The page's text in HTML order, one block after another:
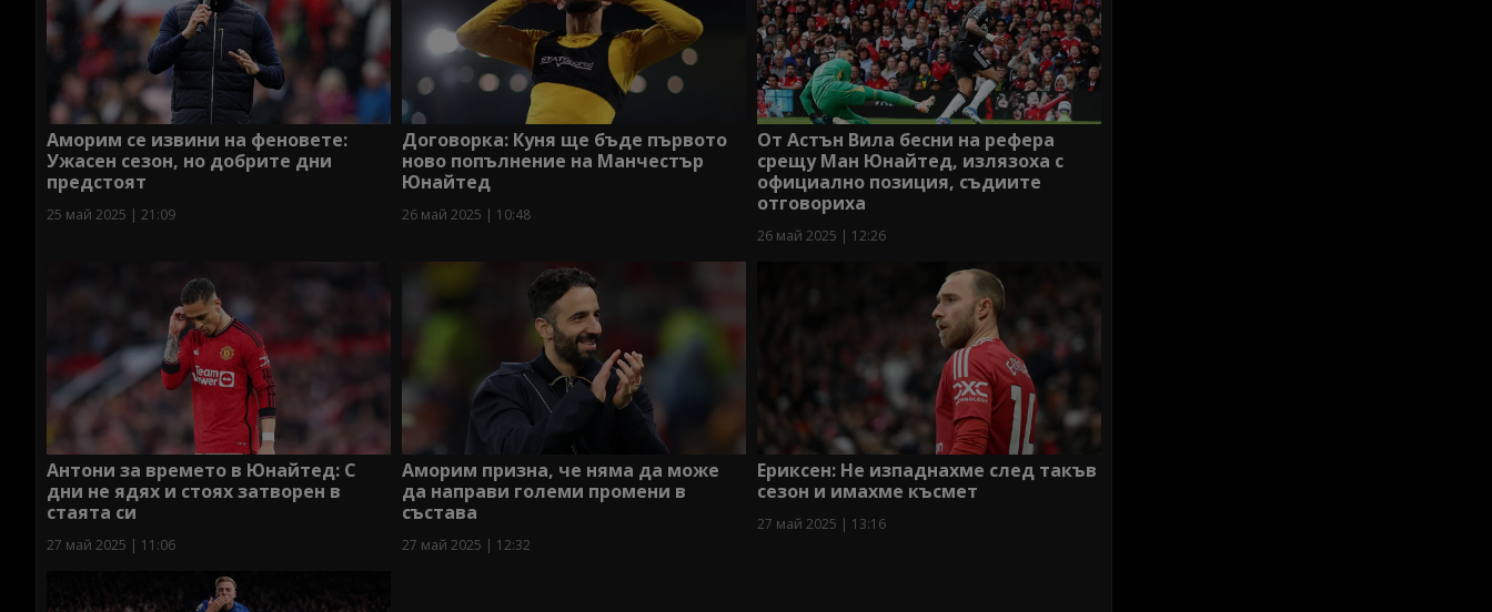
Аморим се извини на феновете:
Ужасен сезон, но добрите дни
предстоят
25 май 2025 | 21:09
Договорка: Куня ще бъде първото
ново попълнение на Манчестър
Юнайтед
26 май 2025 | 10:48
От Астън Вила бесни на рефера
срещу Ман Юнайтед, излязоха с
официално позиция, съдиите
отговориха
26 май 2025 | 12:26
Антони за времето в Юнайтед: С
дни не ядях и стоях затворен в
стаята си
27 май 2025 | 11:06
Аморим призна, че няма да може
да направи големи промени в
състава
27 май 2025 | 12:32
Ериксен: Не изпаднахме след такъв
сезон и имахме късмет
27 май 2025 | 13:16